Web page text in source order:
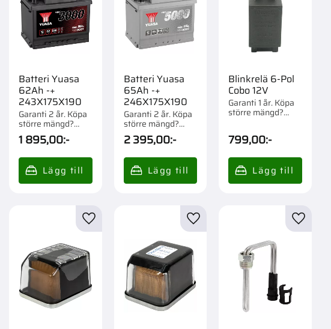
Batteri Yuasa
62Ah -+
243X175X190
Garanti 2 år. Köpa
större mängd?
Förpackad om 1/57
st.
1 895,00:-
Batteri Yuasa
65Ah -+
246X175X190
Garanti 2 år. Köpa
större mängd?
Förpackad om 1/57
st.
2 395,00:-
Blinkrelä 6-Pol
Cobo 12V
Garanti 1 år. Köpa
större mängd?
Förpackad om 1 st.
799,00:-
till i favoriter Lägg till i favoriter Lägg till i favoriter Lägg